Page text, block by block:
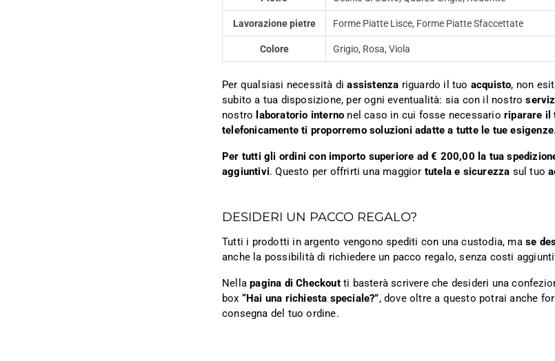
Lavorazione pietre Forme Piatte Lisce, Forme Piatte Sfaccettate
Colore Grigio, Rosa, Viola
Per qualsiasi necessità diassistenza riguardo il tuo acquisto, non
subito a tua disposizione, per ogni eventualità: sia con il nostro
nostro laboratorio interno nel caso in cui fosse necessarioriparare il
telefonicamente ti proporremo soluzioni adatte a tutte le tue esigenze.
Per tutti gli ordini con importo superiore ad € 200,00 la tua
aggiuntivi. Questo per offrirti una maggior tutela e sicurezza sul tuo
DESIDERI UN PACCO REGALO?
Tutti i prodotti in argento vengono spediti con una custodia, ma se
anche la possibilità di richiedere un pacco regalo, senza costi
Nellapagina di Checkoutti basterà scrivere che desideri una
box “Hai una richiesta speciale?”, dove oltre a questo potrai anche
consegna del tuo ordine.